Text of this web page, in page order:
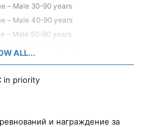
– Male 30-90 years
– Male 40-90 years
– Male 50-90 years
– Male 60-100 years
дистанция уровня 14 гр – 15-90
ALL...
in priority
и награждение за